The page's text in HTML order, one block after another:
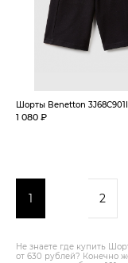
Шорты Benetton
1 080 ₽
1 2
Не знаете где купить
от 630 рублей? Конечно